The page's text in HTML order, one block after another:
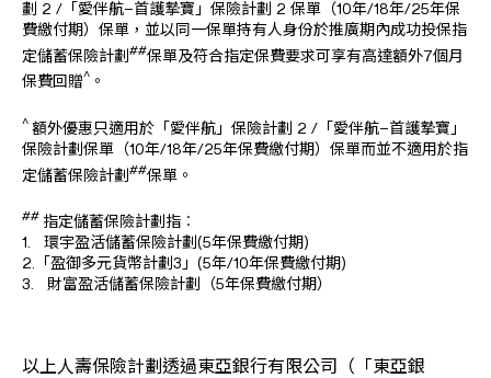
劃 2 /「愛伴航–首護摯寶」保險計劃 2 保單（10年/18年/25年保
費繳付期）保單，並以同一保單持有人身份於推廣期內成功投保指
定儲蓄保險計劃 ##保單及符合指定保費要求可享有高達額外7個月
保費回贈^ 。
^ 額外優惠只適用於「愛伴航」保險計劃 2 /「愛伴航–首護摯寶」
保險計劃保單（10年/18年/25年保費繳付期）保單而並不適用於指
定儲蓄保險計劃 ##保單。
## 指定儲蓄保險計劃指︰
1. 環宇盈活儲蓄保險計劃(5年保費繳付期)
2.「盈御多元貨幣計劃3」(5年/10年保費繳付期)
3. 財富盈活儲蓄保險計劃（5年保費繳付期）
以上人壽保險計劃透過東亞銀行有限公司（「東亞銀